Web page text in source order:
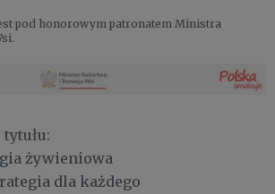
pod honorowym patronatem Ministra
żywieniowa
dla każdego